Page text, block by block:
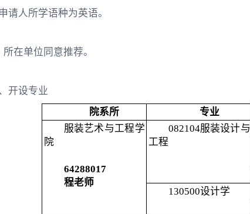
请人所学语种为英语。
所在单位同意推荐。
开设专业
院系所
专业
服装艺术与工程学
院
64288017
程老师
082104服装设计与
工程
130500设计学